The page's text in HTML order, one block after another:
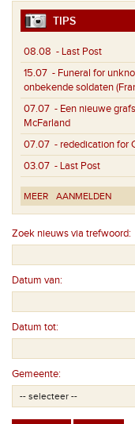
TIPS
08.08 - Last Post
15.07 - Funeral for
onbekende soldaten
07.07 - Een nieuwe
McFarland
07.07 - rededication for
03.07 - Last Post
MEER AANMELDEN
Zoek nieuws via trefwoord:
Datum van:
Datum tot:
Gemeente: